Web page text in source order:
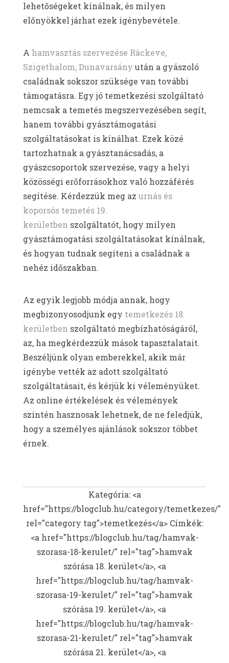
lehetőségeket kínálnak, és milyen
előnyökkel járhat ezek igénybevétele.
A hamvasztás szervezése Ráckeve,
Szigethalom, Dunavarsány után a gyászoló
családnak sokszor szüksége van további
támogatásra. Egy jó temetkezési szolgáltató
nemcsak a temetés megszervezésében segít,
hanem további gyásztámogatási
szolgáltatásokat is kínálhat. Ezek közé
tartozhatnak a gyásztanácsadás, a
gyászcsoportok szervezése, vagy a helyi
közösségi erőforrásokhoz való hozzáférés
segítése. Kérdezzük meg az urnás és
koporsós temetés 19.
kerületben szolgáltatót, hogy milyen
gyásztámogatási szolgáltatásokat kínálnak,
és hogyan tudnak segíteni a családnak a
nehéz időszakban.
Az egyik legjobb módja annak, hogy
megbizonyosodjunk egy temetkezés 18.
kerületben szolgáltató megbízhatóságáról,
az, ha megkérdezzük mások tapasztalatait.
Beszéljünk olyan emberekkel, akik már
igénybe vették az adott szolgáltató
szolgáltatásait, és kérjük ki véleményüket.
Az online értékelések és vélemények
szintén hasznosak lehetnek, de ne feledjük,
hogy a személyes ajánlások sokszor többet
érnek.
Kategória: <a
href="https://blogclub.hu/category/temetkezes/"
rel="category tag">temetkezés</a> Címkék:
<a href="https://blogclub.hu/tag/hamvak-
szorasa-18-kerulet/" rel="tag">hamvak
szórása 18. kerület</a>, <a
href="https://blogclub.hu/tag/hamvak-
szorasa-19-kerulet/" rel="tag">hamvak
szórása 19. kerület</a>, <a
href="https://blogclub.hu/tag/hamvak-
szorasa-21-kerulet/" rel="tag">hamvak
szórása 21. kerület</a>, <a